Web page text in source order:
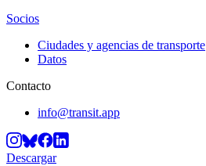
Socios
Ciudades y agencias de transporte
Datos
Contacto
info@transit.app
Descargar